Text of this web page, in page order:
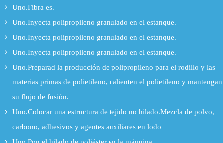
Uno.Fibra es.
Uno.Inyecta polipropileno granulado en el estanque.
Uno.Inyecta polipropileno granulado en el estanque.
Uno.Inyecta polipropileno granulado en el estanque.
Uno.Preparad la producción de polipropileno para el rodillo y las
materias primas de polietileno, calienten el polietileno y mantengan
su flujo de fusión.
Uno.Colocar una estructura de tejido no hilado.Mezcla de polvo,
carbono, adhesivos y agentes auxiliares en lodo